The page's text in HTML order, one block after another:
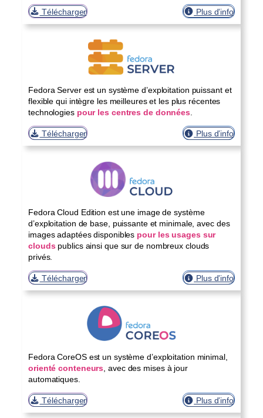
Télécharger
Plus d’info
Fedora Server est un système d’exploitation puissant et
flexible qui intègre les meilleures et les plus récentes
technologies pour les centres de données.
Télécharger
Plus d’info
Fedora Cloud Edition est une image de système
d’exploitation de base, puissante et minimale, avec des
images adaptées disponibles pour les usages sur
clouds publics ainsi que sur de nombreux clouds
privés.
Télécharger
Plus d’info
Fedora CoreOS est un système d’exploitation minimal,
orienté conteneurs , avec des mises à jour
automatiques.
Télécharger
Plus d’info